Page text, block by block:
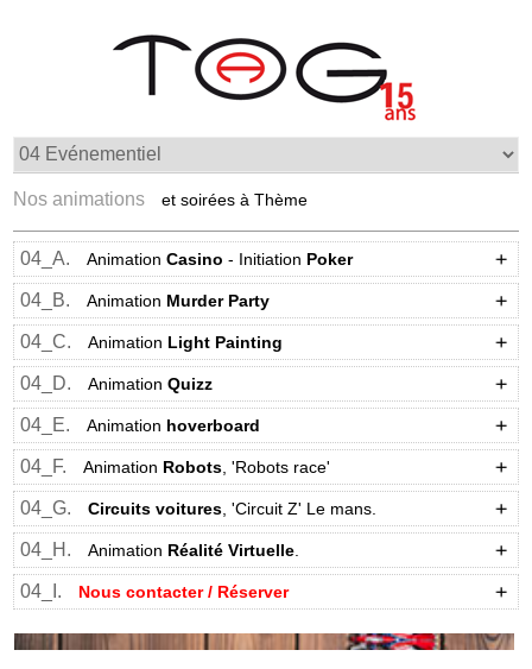
Nos animations et soirées à Thème
04_A. AnimationCasino - Initiation Poker
04_B. Animation Murder Party
04_C. Animation Light Painting
04_D. AnimationQuizz
04_E. Animation hoverboard
04_F. Animation Robots, 'Robots race'
04_G. Circuits voitures, 'Circuit Z' Le mans.
04_H. Animation Réalité Virtuelle.
04_I. Nous contacter / Réserver